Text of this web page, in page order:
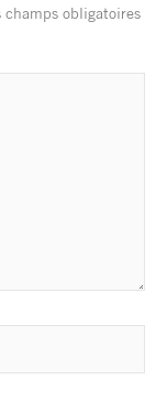
champs obligatoires